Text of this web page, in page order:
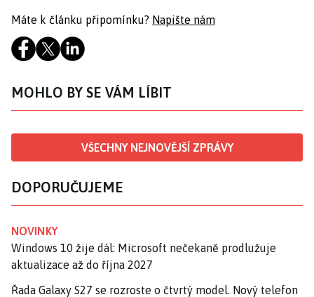
Máte k článku připomínku? Napište nám
MOHLO BY SE VÁM LÍBIT
VŠECHNY NEJNOVĚJŠÍ ZPRÁVY
DOPORUČUJEME
NOVINKY
Windows 10 žije dál: Microsoft nečekaně prodlužuje
aktualizace až do října 2027
Řada Galaxy S27 se rozroste o čtvrtý model. Nový telefon